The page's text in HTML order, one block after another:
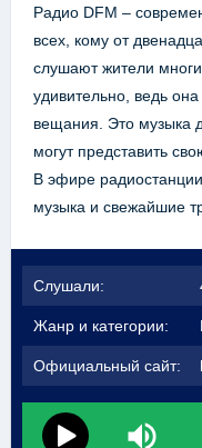
Радио DFM –
всех, кому от
слушают жители
удивительно, ведь
вещания. Это музыка
могут представить
В эфире
музыка и свежайшие
Слушали:
Жанр и категории:
Официальный сайт: